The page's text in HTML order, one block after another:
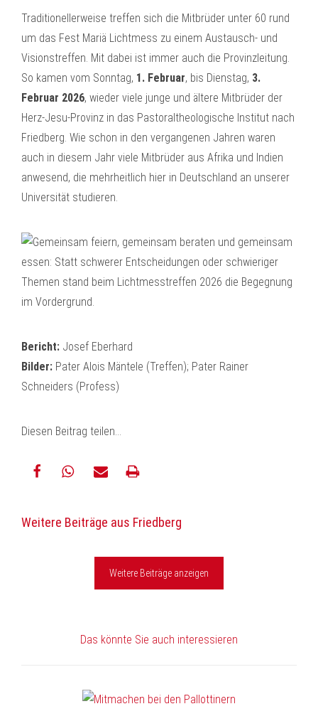
Traditionellerweise treffen sich die Mitbrüder unter 60 rund
um das Fest Mariä Lichtmess zu einem Austausch- und
Visionstreffen. Mit dabei ist immer auch die Provinzleitung.
So kamen vom Sonntag, 1. Februar, bis Dienstag, 3.
Februar 2026, wieder viele junge und ältere Mitbrüder der
Herz-Jesu-Provinz in das Pastoraltheologische Institut nach
Friedberg. Wie schon in den vergangenen Jahren waren
auch in diesem Jahr viele Mitbrüder aus Afrika und Indien
anwesend, die mehrheitlich hier in Deutschland an unserer
Universität studieren.
Bericht: Josef Eberhard
Bilder: Pater Alois Mäntele (Treffen); Pater Rainer
Schneiders (Profess)
Diesen Beitrag teilen…
Mail
Weitere Beiträge aus Friedberg
Weitere Beiträge anzeigen
Das könnte Sie auch interessieren